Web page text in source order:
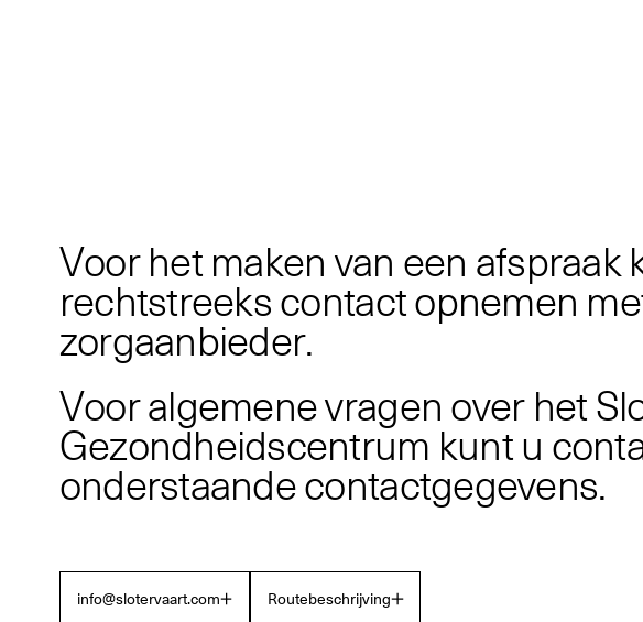
Voor het maken van een afspraak
rechtstreekscontactopnemen me
zorgaanbieder.
Vooralgemenevragen over hetSl
Gezondheidscentrum kuntu cont
onderstaandecontactgegevens.
info@slotervaart.com Routebeschrijving